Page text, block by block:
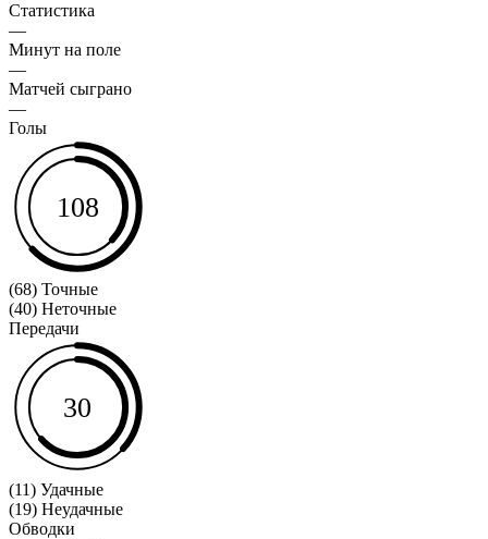
Статистика
—
Минут на поле
—
Матчей сыграно
—
Голы
108
(68) Точные
(40) Неточные
Передачи
30
(11) Удачные
(19) Неудачные
Обводки